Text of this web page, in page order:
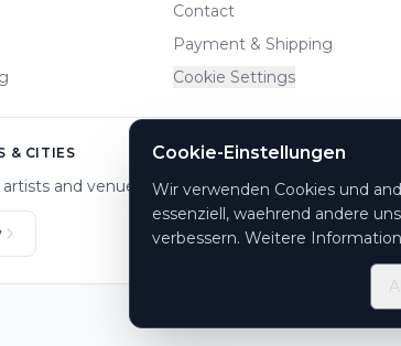
Contact
Payment & Shipping
Cookie Settings
& CITIES
and venues.
© 2026
Cookie-Einstellungen
Wir verwenden Cookies und
essenziell, waehrend andere
verbessern. Weitere